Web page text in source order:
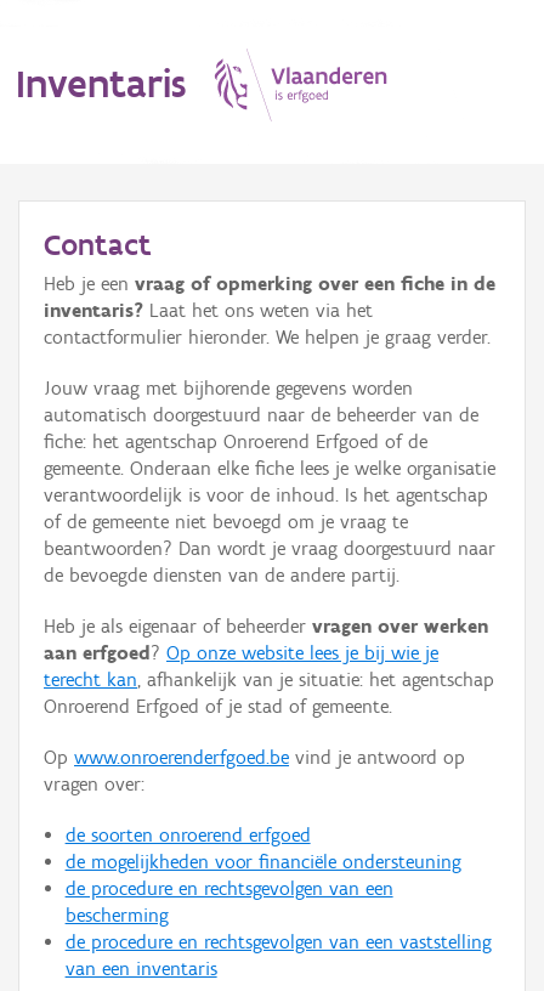
Inventaris
Erfgoedobject
Aanduidingsobject
Waarneming
Thema
Gebeurtenis
Persoon of collectief
Hergebruik
Aanmelden
Contact
Heb je een vraag of opmerking over een fiche in de
inventaris? Laat het ons weten via het
contactformulier hieronder. We helpen je graag verder.
Jouw vraag met bijhorende gegevens worden
automatisch doorgestuurd naar de beheerder van de
fiche: het agentschap Onroerend Erfgoed of de
gemeente. Onderaan elke fiche lees je welke organisatie
verantwoordelijk is voor de inhoud. Is het agentschap
of de gemeente niet bevoegd om je vraag te
beantwoorden? Dan wordt je vraag doorgestuurd naar
de bevoegde diensten van de andere partij.
Heb je als eigenaar of beheerder vragen over werken
aan erfgoed ? Op onze website lees je bij wie je
terecht kan, afhankelijk van je situatie: het agentschap
Onroerend Erfgoed of je stad of gemeente.
Op www.onroerenderfgoed.be vind je antwoord op
vragen over:
de soorten onroerend erfgoed
de mogelijkheden voor financiële ondersteuning
de procedure en rechtsgevolgen van een
bescherming
de procedure en rechtsgevolgen van een vaststelling
van een inventaris